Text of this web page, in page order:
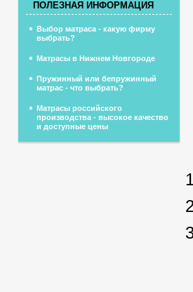
ПОЛЕЗНАЯ ИНФОРМАЦИЯ
Выбор матраса - какую фирму
выбрать?
Матрасы в Нижнем Новгороде
Пружинный или бепружинный
матрас - что выбрать?
Матрасы российского
производства - высокое качество
и доступные цены